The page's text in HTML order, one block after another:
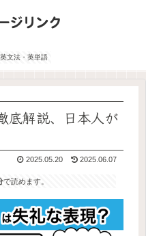
文法・英単語
底解説、日本人が
2025.05.20 2025.06.07
で読めます。